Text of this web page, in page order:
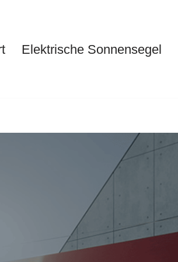
Elektrische Sonnensegel